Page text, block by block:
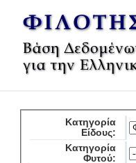
Κατηγορία
Είδους:
Κατηγορία
Φυτού: